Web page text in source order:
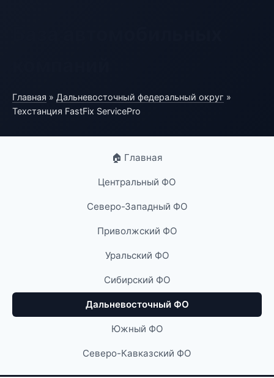
Главная » Дальневосточный федеральный округ »
Техстанция FastFix ServicePro
🏠 Главная
Центральный ФО
Северо-Западный ФО
Приволжский ФО
Уральский ФО
Сибирский ФО
Дальневосточный ФО
Южный ФО
Северо-Кавказский ФО